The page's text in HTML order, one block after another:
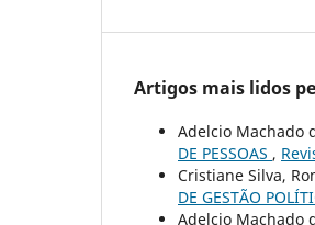
Artigos mais lidos
Adelcio Machado
DE PESSOAS ,
Cristiane Silva,
DE GESTÃO
Adelcio Machado